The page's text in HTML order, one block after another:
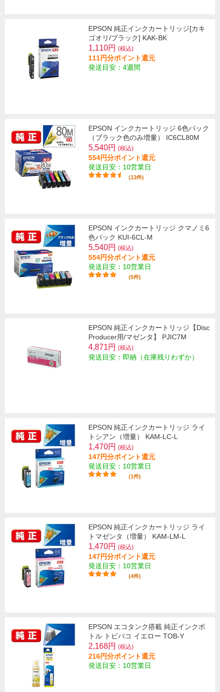
EPSON 純正インクカートリッジ[カキ
ゴオリ/ブラック] KAK-BK
1,110円 (税込)
111円分ポイント還元
発送目安：4週間
EPSON インクカートリッジ 6色パック
（ブラック色のみ増量） IC6CL80M
5,540円 (税込)
554円分ポイント還元
発送目安：10営業日
(13件)
EPSON インクカートリッジ クマノミ6
色パック KUI-6CL-M
5,540円 (税込)
554円分ポイント還元
発送目安：10営業日
(5件)
EPSON 純正インクカートリッジ【Disc
Producer用/マゼンタ】 PJIC7M
4,871円 (税込)
発送目安：即納（在庫残りわずか）
EPSON 純正インクカートリッジ ライ
トシアン（増量） KAM-LC-L
1,470円 (税込)
147円分ポイント還元
発送目安：10営業日
(1件)
EPSON 純正インクカートリッジ ライ
トマゼンタ（増量） KAM-LM-L
1,470円 (税込)
147円分ポイント還元
発送目安：10営業日
(4件)
EPSON エコタンク搭載 純正インクボ
トル トビバコ イエロー TOB-Y
2,168円 (税込)
216円分ポイント還元
発送目安：10営業日